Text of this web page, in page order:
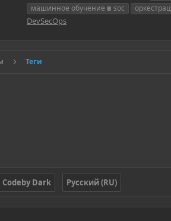
машинное обучение в soc
DevSecOps
Теги
Codeby Dark Русский (RU)